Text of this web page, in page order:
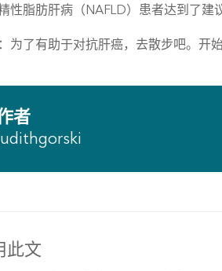
性脂肪肝病（NAFLD）患者达到了建
为了有助于对抗肝癌，去散步吧。开
者
此文